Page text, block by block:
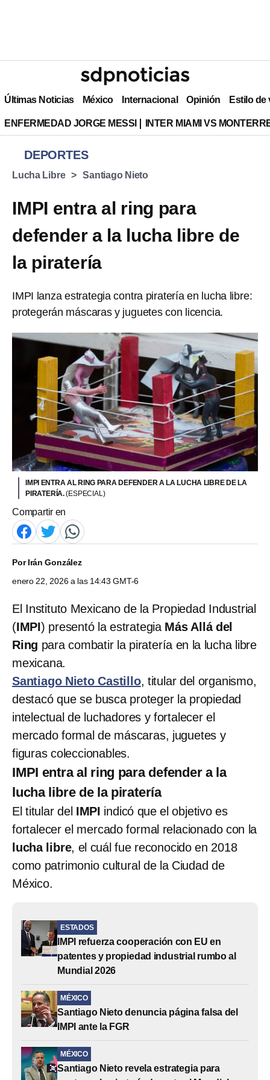
Últimas Noticias México Internacional Opinión Estilo de
ENFERMEDAD JORGE MESSI INTER MIAMI VS
DEPORTES
Lucha Libre Santiago Nieto
IMPI entra al ring para
defender a la lucha libre de
la piratería
IMPI lanza estrategia contra piratería en lucha libre:
protegerán máscaras y juguetes con licencia.
IMPI ENTRA AL RING PARA DEFENDER A LA LUCHA LIBRE DE LA
PIRATERÍA.(ESPECIAL)
Compartir en
PorIrán González
enero 22, 2026 a las 14:43 GMT-6
El Instituto Mexicano de la Propiedad Industrial
(IMPI) presentó la estrategia Más Allá del
Ring para combatir la piratería en la lucha libre
mexicana.
Santiago Nieto Castillo, titular del organismo,
destacó que se busca proteger la propiedad
intelectual de luchadores y fortalecer el
mercado formal de máscaras, juguetes y
figuras coleccionables.
IMPI entra al ring para defender a la
lucha libre de la piratería
El titular del IMPI indicó que el objetivo es
fortalecer el mercado formal relacionado con la
lucha libre, el cuál fue reconocido en 2018
como patrimonio cultural de la Ciudad de
México.
ESTADOS
IMPI refuerza cooperación con EU en
patentes y propiedad industrial rumbo al
Mundial 2026
MÉXICO
Santiago Nieto denuncia página falsa del
IMPI ante la FGR
MÉXICO
Santiago Nieto revela estrategia para